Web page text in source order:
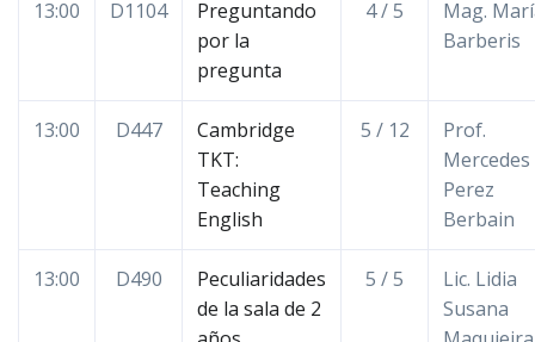
13:00 D1104
Preguntando
por la
pregunta
4 / 5
Mag.
Barberis
13:00 D447
Cambridge
TKT:
Teaching
English
5 / 12
Prof.
Mercedes
Perez
Berbain
13:00 D490
Peculiaridades
de la sala de 2
5 / 5
Lic. Lidia
Susana